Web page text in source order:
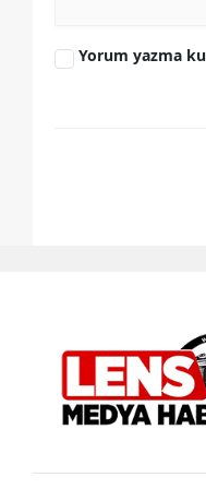
Yorum yazma